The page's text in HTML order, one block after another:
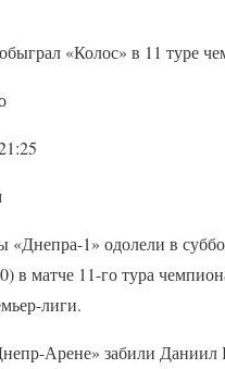
«Колос» в 11 туре
«Днепра-1» одолели в
в матче 11-го тура
лиги.
Арене» забили Даниил